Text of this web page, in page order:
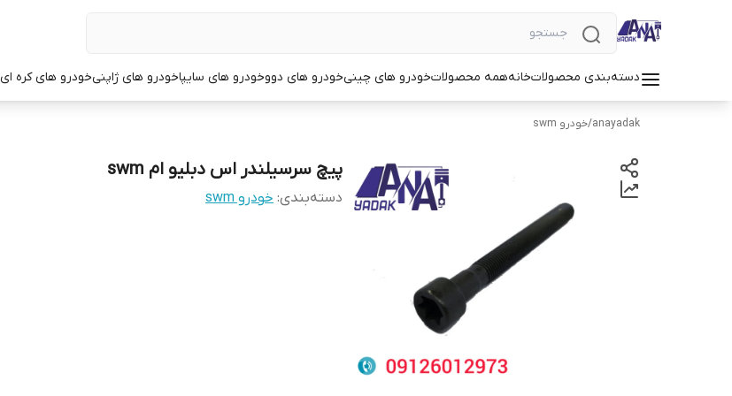
دسته‌بندی محصولاتخانههمه محصولاتخودرو های چینیخودرو های دووخودرو های سایپاخودرو های ژاپنیخودرو های کره ای
anayadak
/خودرو swm
پیچ سرسیلندر اس دبلیو ام swm
دسته‌بندی: خودرو swm